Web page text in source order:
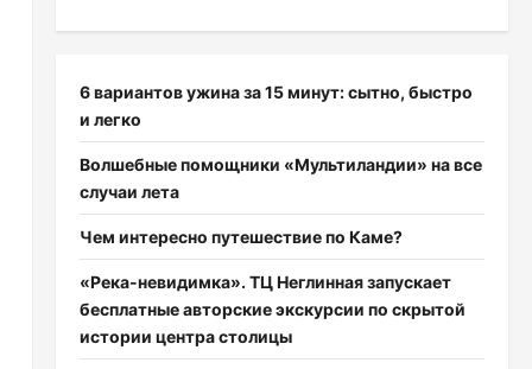
6 вариантов ужина за 15 минут: сытно, быстро
и легко
Волшебные помощники «Мультиландии» на все
случаи лета
Чем интересно путешествие по Каме?
«Река-невидимка». ТЦ Неглинная запускает
бесплатные авторские экскурсии по скрытой
истории центра столицы